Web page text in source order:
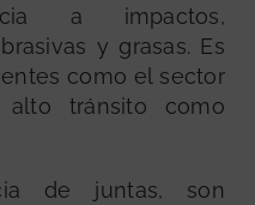
a impactos,
y grasas. Es
como el sector
tránsito como
de juntas, son